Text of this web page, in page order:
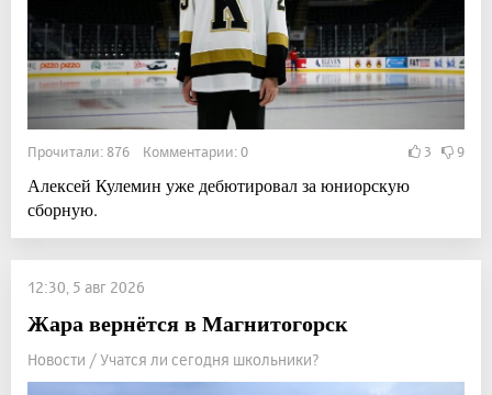
Прочитали: 876 Комментарии: 0 3 9
Алексей Кулемин уже дебютировал за юниорскую
сборную.
12:30, 5 авг 2026
Жара вернётся в Магнитогорск
Новости / Учатся ли сегодня школьники?